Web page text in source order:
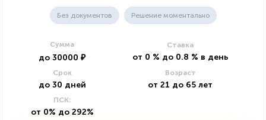
Без документов Решение моментально
Сумма
до 30000 ₽
Ставка
от 0 % до 0.8 % в день
Срок
до 30 дней
Возраст
от 21 до 65 лет
ПСК:
от 0% до 292%